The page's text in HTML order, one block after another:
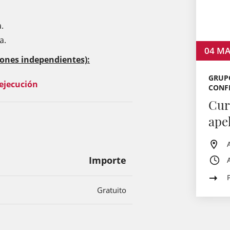
independientes):
Importe
Gratuito
04